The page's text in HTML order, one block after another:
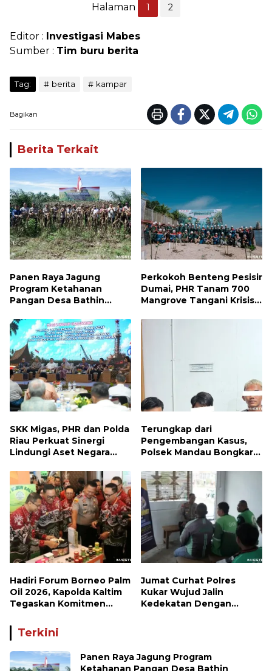
Halaman 1 2
Editor : Investigasi Mabes
Sumber : Tim buru berita
Tag: berita kampar
Bagikan
Berita Terkait
Panen Raya Jagung
Program Ketahanan
Pangan Desa Bathin
Mandau Tahun 2026
Perkokoh Benteng Pesisir
Dumai, PHR Tanam 700
Mangrove Tangani Krisis
Keanekaragaman Hayati
SKK Migas, PHR dan Polda
Riau Perkuat Sinergi
Lindungi Aset Negara
Energi Nasional
Terungkap dari
Pengembangan Kasus,
Polsek Mandau Bongkar
Ekstasi di Air Jamban,
Tiga Pelaku Diamankan
Hadiri Forum Borneo Palm
Oil 2026, Kapolda Kaltim
Tegaskan Komitmen
Jumat Curhat Polres
Kukar Wujud Jalin
Kedekatan Dengan
Terkini
Panen Raya Jagung Program
Ketahanan Pangan Desa Bathin